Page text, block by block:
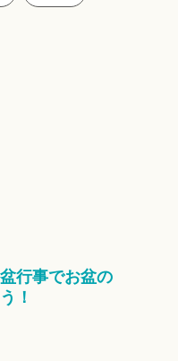
行事でお盆の
！